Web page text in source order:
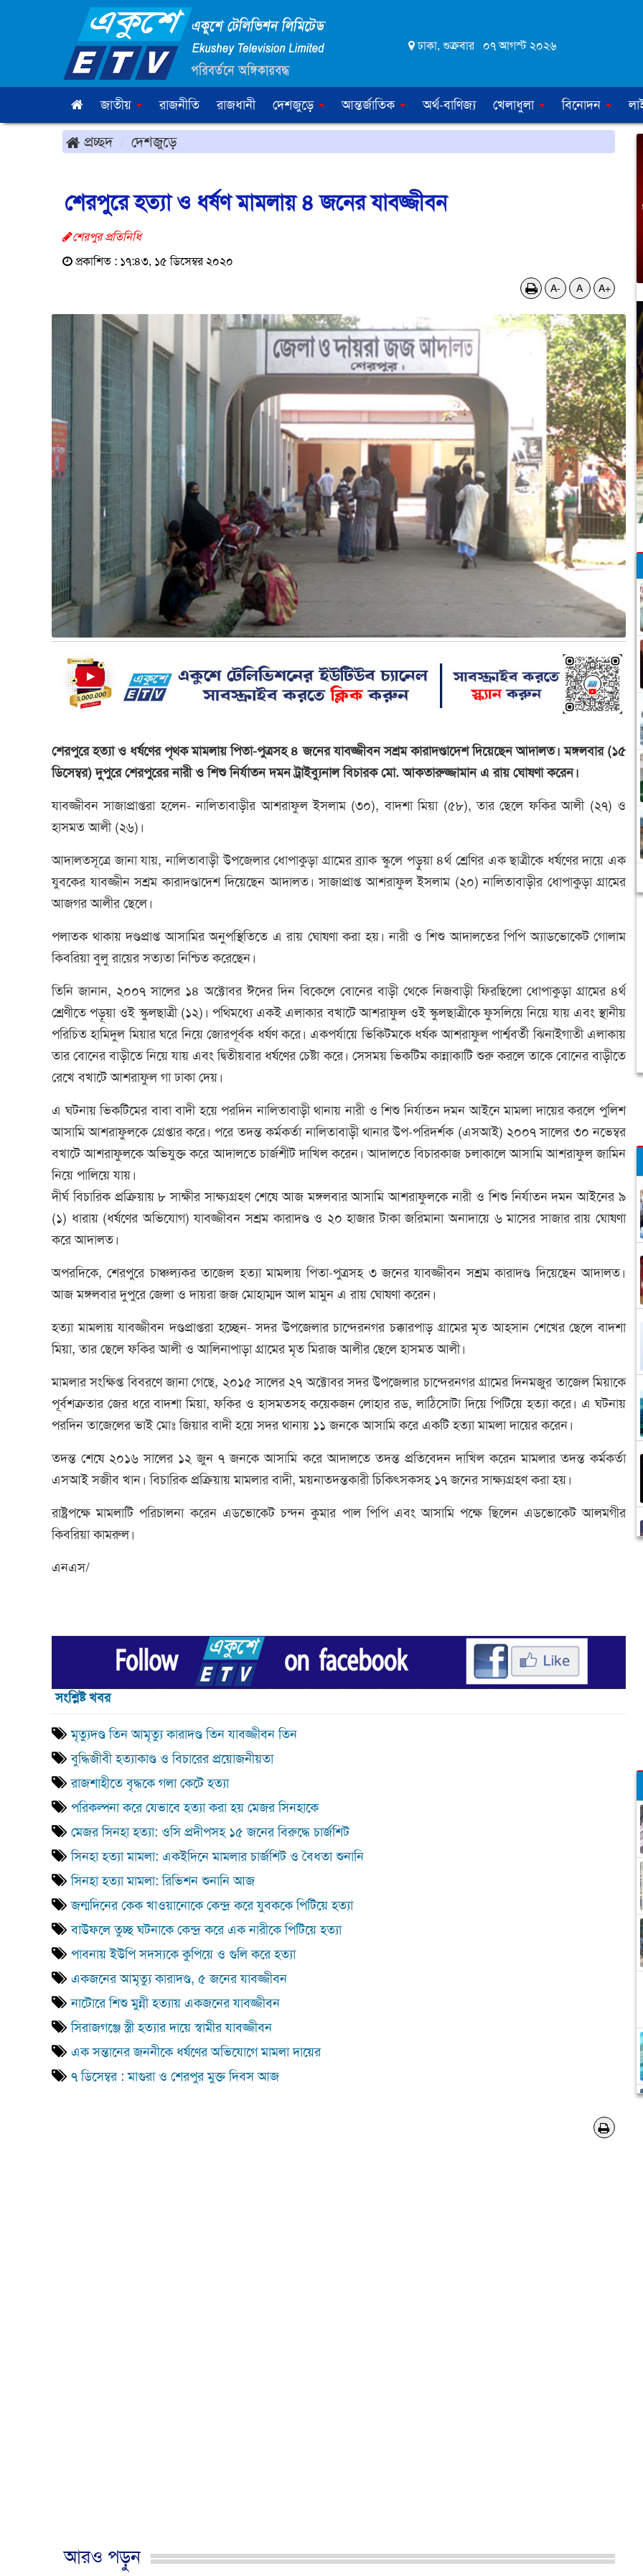
ঢাকা, শুক্রবার ০৭ আগস্ট ২০২৬
জাতীয় রাজনীতি রাজধানী দেশজুড়ে আন্তর্জাতিক অর্থ-বাণিজ্য খেলাধুলা বিনোদন
প্রচ্ছদ দেশজুড়ে
শেরপুরে হত্যা ও ধর্ষণ মামলায় ৪ জনের যাবজ্জীবন
শেরপুর প্রতিনিধি
প্রকাশিত : ১৭:৪৩, ১৫ ডিসেম্বর ২০২০
A- A A+
শেরপুরে হত্যা ও ধর্ষণের পৃথক মামলায় পিতা-পুত্রসহ ৪ জনের যাবজ্জীবন সশ্রম কারাদণ্ডাদেশ দিয়েছেন আদালত। মঙ্গলবার (১৫
ডিসেম্বর) দুপুরে শেরপুরের নারী ও শিশু নির্যাতন দমন ট্রাইব্যুনাল বিচারক মো. আকতারুজ্জামান এ রায় ঘোষণা করেন।
যাবজ্জীবন সাজাপ্রাপ্তরা হলেন- নালিতাবাড়ীর আশরাফুল ইসলাম (৩০), বাদশা মিয়া (৫৮), তার ছেলে ফকির আলী (২৭) ও
হাসমত আলী (২৬)।
আদালতসূত্রে জানা যায়, নালিতাবাড়ী উপজেলার ধোপাকুড়া গ্রামের ব্র্যাক স্কুলে পড়ুয়া ৪র্থ শ্রেণির এক ছাত্রীকে ধর্ষণের দায়ে এক
যুবকের যাবজ্জীন সশ্রম কারাদণ্ডাদেশ দিয়েছেন আদালত। সাজাপ্রাপ্ত আশরাফুল ইসলাম (২০) নালিতাবাড়ীর ধোপাকুড়া গ্রামের
আজগর আলীর ছেলে।
পলাতক থাকায় দণ্ডপ্রাপ্ত আসামির অনুপস্থিতিতে এ রায় ঘোষণা করা হয়। নারী ও শিশু আদালতের পিপি অ্যাডভোকেট গোলাম
কিবরিয়া বুলু রায়ের সত্যতা নিশ্চিত করেছেন।
তিনি জানান, ২০০৭ সালের ১৪ অক্টোবর ঈদের দিন বিকেলে বোনের বাড়ী থেকে নিজবাড়ী ফিরছিলো ধোপাকুড়া গ্রামের ৪র্থ
শ্রেণীতে পড়ূয়া ওই স্কুলছাত্রী (১২)। পথিমধ্যে একই এলাকার বখাটে আশরাফুল ওই স্কুলছাত্রীকে ফুসলিয়ে নিয়ে যায় এবং স্থানীয়
পরিচিত হামিদুল মিয়ার ঘরে নিয়ে জোরপূর্বক ধর্ষণ করে। একপর্যায়ে ভিকিটমকে ধর্ষক আশরাফুল পার্শ্ববর্তী ঝিনাইগাতী এলাকায়
তার বোনের বাড়ীতে নিয়ে যায় এবং দ্বিতীয়বার ধর্ষণের চেষ্টা করে। সেসময় ভিকটিম কান্নাকাটি শুরু করলে তাকে বোনের বাড়ীতে
রেখে বখাটে আশরাফুল গা ঢাকা দেয়।
এ ঘটনায় ভিকটিমের বাবা বাদী হয়ে পরদিন নালিতাবাড়ী থানায় নারী ও শিশু নির্যাতন দমন আইনে মামলা দায়ের করলে পুলিশ
আসামি আশরাফুলকে গ্রেপ্তার করে। পরে তদন্ত কর্মকর্তা নালিতাবাড়ী থানার উপ-পরিদর্শক (এসআই) ২০০৭ সালের ৩০ নভেম্বর
বখাটে আশরাফুলকে অভিযুক্ত করে আদালতে চার্জশীট দাখিল করেন। আদালতে বিচারকাজ চলাকালে আসামি আশরাফুল জামিন
নিয়ে পালিয়ে যায়।
দীর্ঘ বিচারিক প্রক্রিয়ায় ৮ সাক্ষীর সাক্ষ্যগ্রহণ শেষে আজ মঙ্গলবার আসামি আশরাফুলকে নারী ও শিশু নির্যাতন দমন আইনের ৯
(১) ধারায় (ধর্ষণের অভিযোগ) যাবজ্জীবন সশ্রম কারাদণ্ড ও ২০ হাজার টাকা জরিমানা অনাদায়ে ৬ মাসের সাজার রায় ঘোষণা
করে আদালত।
অপরদিকে, শেরপুরে চাঞ্চল্যকর তাজেল হত্যা মামলায় পিতা-পুত্রসহ ৩ জনের যাবজ্জীবন সশ্রম কারাদণ্ড দিয়েছেন আদালত।
আজ মঙ্গলবার দুপুরে জেলা ও দায়রা জজ মোহাম্মদ আল মামুন এ রায় ঘোষণা করেন।
হত্যা মামলায় যাবজ্জীবন দণ্ডপ্রাপ্তরা হচ্ছেন- সদর উপজেলার চান্দেরনগর চক্কারপাড় গ্রামের মৃত আহসান শেখের ছেলে বাদশা
মিয়া, তার ছেলে ফকির আলী ও আলিনাপাড়া গ্রামের মৃত মিরাজ আলীর ছেলে হাসমত আলী।
মামলার সংক্ষিপ্ত বিবরণে জানা গেছে, ২০১৫ সালের ২৭ অক্টোবর সদর উপজেলার চান্দেরনগর গ্রামের দিনমজুর তাজেল মিয়াকে
পূর্বশত্রুতার জের ধরে বাদশা মিয়া, ফকির ও হাসমতসহ কয়েকজন লোহার রড, লাঠিসোটা দিয়ে পিটিয়ে হত্যা করে। এ ঘটনায়
পরদিন তাজেলের ভাই মোঃ জিয়ার বাদী হয়ে সদর থানায় ১১ জনকে আসামি করে একটি হত্যা মামলা দায়ের করেন।
তদন্ত শেষে ২০১৬ সালের ১২ জুন ৭ জনকে আসামি করে আদালতে তদন্ত প্রতিবেদন দাখিল করেন মামলার তদন্ত কর্মকর্তা
এসআই সজীব খান। বিচারিক প্রক্রিয়ায় মামলার বাদী, ময়নাতদন্তকারী চিকিৎসকসহ ১৭ জনের সাক্ষ্যগ্রহণ করা হয়।
রাষ্ট্রপক্ষে মামলাটি পরিচালনা করেন এডভোকেট চন্দন কুমার পাল পিপি এবং আসামি পক্ষে ছিলেন এডভোকেট আলমগীর
কিবরিয়া কামরুল।
এনএস/
সংশ্লিষ্ট খবর
মৃত্যুদণ্ড তিন আমৃত্যু কারাদণ্ড তিন যাবজ্জীবন তিন
বুদ্ধিজীবী হত্যাকাণ্ড ও বিচারের প্রয়োজনীয়তা
রাজশাহীতে বৃদ্ধকে গলা কেটে হত্যা
পরিকল্পনা করে যেভাবে হত্যা করা হয় মেজর সিনহাকে
মেজর সিনহা হত্যা: ওসি প্রদীপসহ ১৫ জনের বিরুদ্ধে চার্জশিট
সিনহা হত্যা মামলা: একইদিনে মামলার চার্জশিট ও বৈধতা শুনানি
সিনহা হত্যা মামলা: রিভিশন শুনানি আজ
জন্মদিনের কেক খাওয়ানোকে কেন্দ্র করে যুবককে পিটিয়ে হত্যা
বাউফলে তুচ্ছ ঘটনাকে কেন্দ্র করে এক নারীকে পিটিয়ে হত্যা
পাবনায় ইউপি সদস্যকে কুপিয়ে ও গুলি করে হত্যা
একজনের আমৃত্যু কারাদণ্ড, ৫ জনের যাবজ্জীবন
নাটোরে শিশু মুন্নী হত্যায় একজনের যাবজ্জীবন
সিরাজগঞ্জে স্ত্রী হত্যার দায়ে স্বামীর যাবজ্জীবন
এক সন্তানের জননীকে ধর্ষণের অভিযোগে মামলা দায়ের
৭ ডিসেম্বর : মাগুরা ও শেরপুর মুক্ত দিবস আজ
আরও পড়ুন